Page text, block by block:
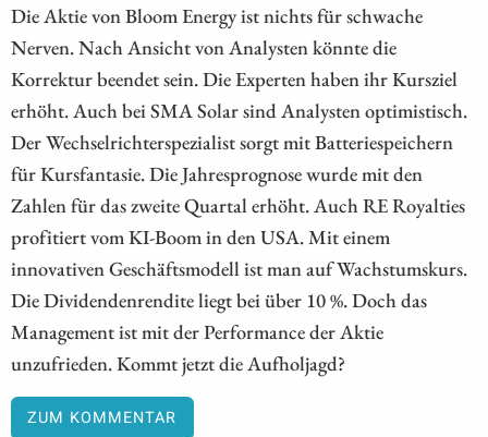
Die Aktie von Bloom Energy ist nichts für schwache
Nerven. Nach Ansicht von Analysten könnte die
Korrektur beendet sein. Die Experten haben ihr Kursziel
erhöht. Auch bei SMA Solar sind Analysten optimistisch.
Der Wechselrichterspezialist sorgt mit Batteriespeichern
für Kursfantasie. Die Jahresprognose wurde mit den
Zahlen für das zweite Quartal erhöht. Auch RE Royalties
profitiert vom KI-Boom in den USA. Mit einem
innovativen Geschäftsmodell ist man auf Wachstumskurs.
Die Dividendenrendite liegt bei über 10 %. Doch das
Management ist mit der Performance der Aktie
unzufrieden. Kommt jetzt die Aufholjagd?
ZUM KOMMENTAR